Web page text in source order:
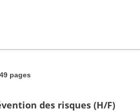
pages
des risques (H/F)